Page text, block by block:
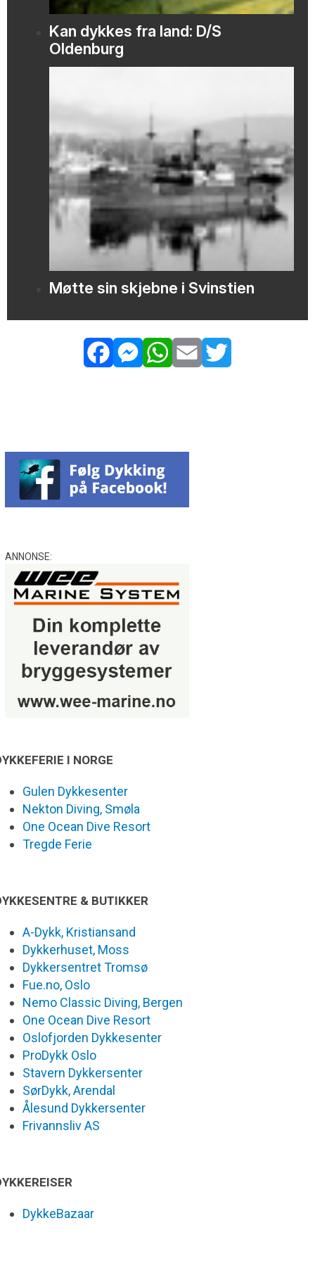
Kan dykkes fra land: D/S
Oldenburg
Møtte sin skjebne i Svinstien
ANNONSE:
I NORGE
Gulen Dykkesenter
Nekton Diving, Smøla
One Ocean Dive Resort
Tregde Ferie
& BUTIKKER
A-Dykk, Kristiansand
Dykkerhuset, Moss
Dykkersentret Tromsø
Fue.no, Oslo
Nemo Classic Diving, Bergen
One Ocean Dive Resort
Oslofjorden Dykkesenter
ProDykk Oslo
Stavern Dykkersenter
SørDykk, Arendal
Ålesund Dykkersenter
Frivannsliv AS
DykkeBazaar